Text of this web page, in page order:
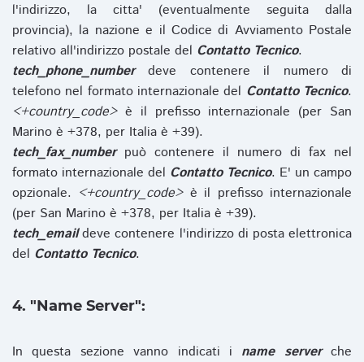
l'indirizzo, la citta' (eventualmente seguita dalla
provincia), la nazione e il Codice di Avviamento Postale
relativo all'indirizzo postale del Contatto Tecnico.
tech_phone_numberdeve contenere il numero di
telefono nel formato internazionale del Contatto Tecnico.
<+country_code>è il prefisso internazionale (per San
Marino è +378, per Italia è +39).
tech_fax_numberpuò contenere il numero di fax nel
formato internazionale del Contatto Tecnico. E' un campo
opzionale. <+country_code>è il prefisso internazionale
(per San Marino è +378, per Italia è +39).
tech_emaildeve contenere l'indirizzo di posta elettronica
del Contatto Tecnico.
4. "Name Server":
In questa sezione vanno indicati i name serverche